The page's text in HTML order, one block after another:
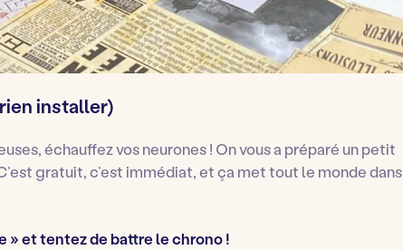
installer)
échauffez vos neurones ! On vous a préparé un petit
gratuit, c’est immédiat, et ça met tout le monde dans
» et tentez de battre le chrono !